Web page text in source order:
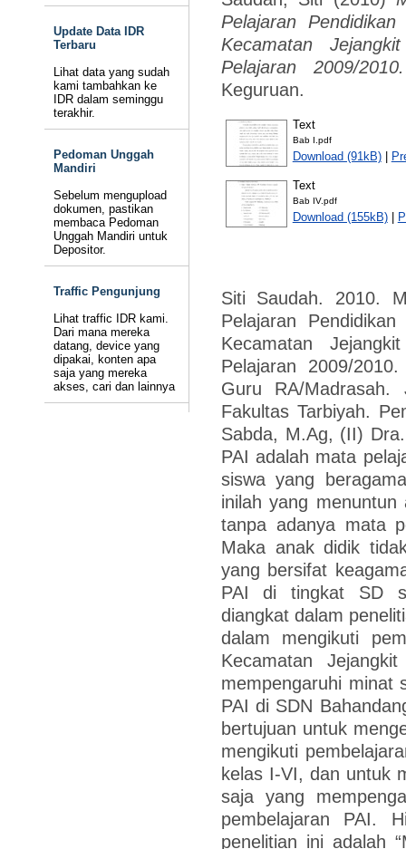
Update Data IDR
Terbaru
Lihat data yang sudah
kami tambahkan ke
IDR dalam seminggu
terakhir.
Pedoman Unggah
Mandiri
Sebelum mengupload
dokumen, pastikan
membaca Pedoman
Unggah Mandiri untuk
Depositor.
Traffic Pengunjung
Lihat traffic IDR kami.
Dari mana mereka
datang, device yang
dipakai, konten apa
saja yang mereka
akses, cari dan lainnya
Pelajaran
Kecamatan
Pelajaran 2009/2010.
Keguruan.
Text
Bab I.pdf
Download (91kB)|
Text
Bab IV.pdf
Download (155kB)|
Siti Saudah. 2010.
Pelajaran
Kecamatan
Pelajaran 2009/
Guru RA/Madrasah.
Fakultas Tarbiyah.
Sabda, M.Ag, (II)
PAI adalah mata
siswa yang
inilah yang
tanpa adanya mata
Maka anak didik
yang bersifat
PAI di tingkat SD
diangkat dalam
dalam mengikuti
Kecamatan
mempengaruhi minat
PAI di SDN
bertujuan untuk
mengikuti
kelas I-VI, dan untuk
saja yang
pembelajaran PAI.
penelitian ini adalah